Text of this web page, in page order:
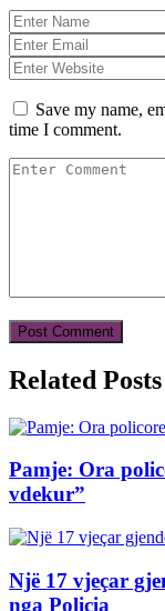
Save my name,
time I comment.
Related Posts
Pamje: Ora
vdekur”
Një 17 vjeçar
nga Policia